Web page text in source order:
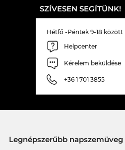
SZÍVESEN SEGÍTÜNK!
Hétfő -Péntek 9-18 között
Helpcenter
Kérelem beküldése
+36 1 701 3855
Legnépszerűbb